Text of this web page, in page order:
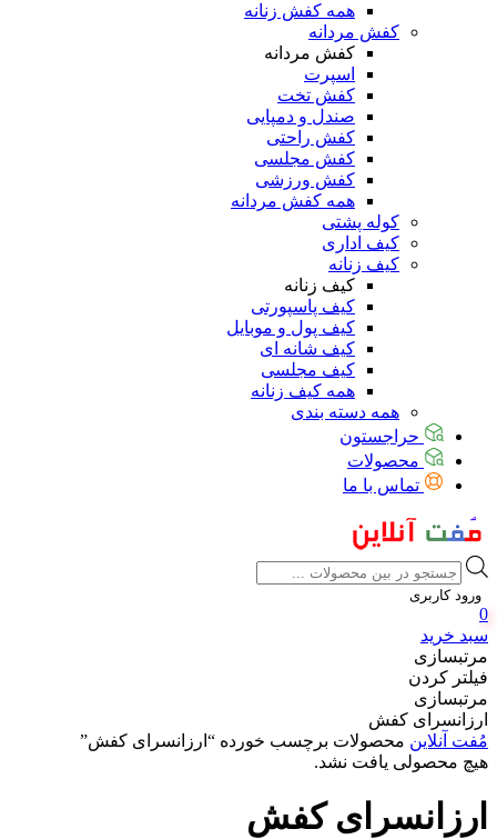
همه کفش زنانه
کفش مردانه
کفش مردانه
اسپرت
کفش تخت
صندل و دمپایی
کفش راحتی
کفش مجلسی
کفش ورزشی
همه کفش مردانه
کوله پشتی
کیف اداری
کیف زنانه
کیف زنانه
کیف پاسپورتی
کیف پول و موبایل
کیف شانه ای
کیف مجلسی
همه کیف زنانه
همه دسته بندی
حراجستون
محصولات
تماس با ما
Products
search
ورود کاربری
0
سبد خرید
مرتبسازی
فیلتر کردن
مرتبسازی
ارزانسرای کفش
مُفت آنلاین محصولات برچسب خورده “ارزانسرای کفش”
هیچ محصولی یافت نشد.
ارزانسرای کفش